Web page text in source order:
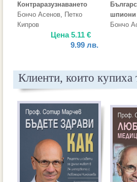
Контраразузнаването
Бончо Асенов, Петко
Кипров
Цена5.11 €
9.99 лв.
шпиони
Бончо
Клиенти, които купиха